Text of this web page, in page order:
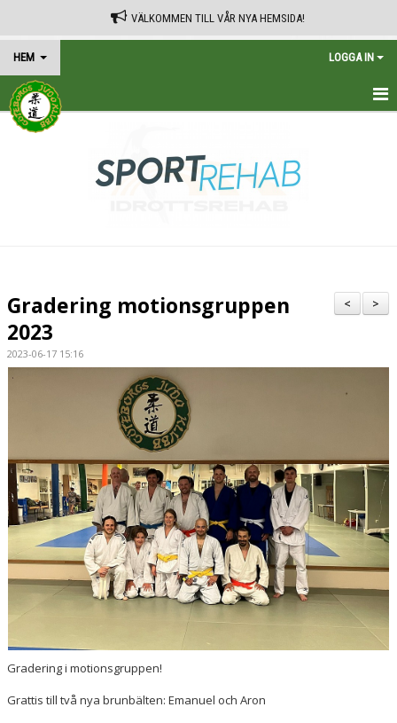
VÄLKOMMEN TILL VÅR NYA HEMSIDA!
HEM LOGGA IN
HEM
TRÄNINGSSCHEMA
>
<
Gradering motionsgruppen
2023
2023-06-17 15:16
Gradering i motionsgruppen!
Grattis till två nya brunbälten: Emanuel och Aron